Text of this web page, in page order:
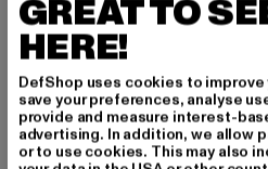
GREAT TO
HERE!
DefShop uses cookies to
save your preferences, analyse
provide and measure interest-
advertising. In addition, we allow
or to use cookies. This may also